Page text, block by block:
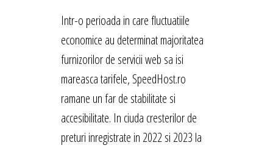
Intr-o perioada in care fluctuatiile
economice au determinat majoritatea
furnizorilor de servicii web sa isi
mareasca tarifele, SpeedHost.ro
ramane un far de stabilitate si
accesibilitate. In ciuda cresterilor de
preturi inregistrate in 2022 si 2023 la